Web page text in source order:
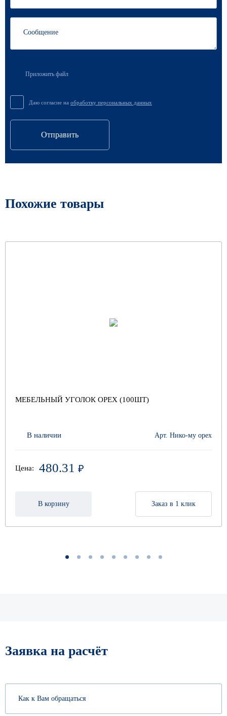
Приложить файл
Даю согласие на обработку персональных данных
Отправить
Похожие товары
МЕБЕЛЬНЫЙ УГОЛОК ОРЕХ (100ШТ)
В наличии Арт. Нико-му орех
Цена: 480.31 ₽
В корзину Заказ в 1 клик
1 2 3 4 5 6 7 8 9
Заявка на расчёт